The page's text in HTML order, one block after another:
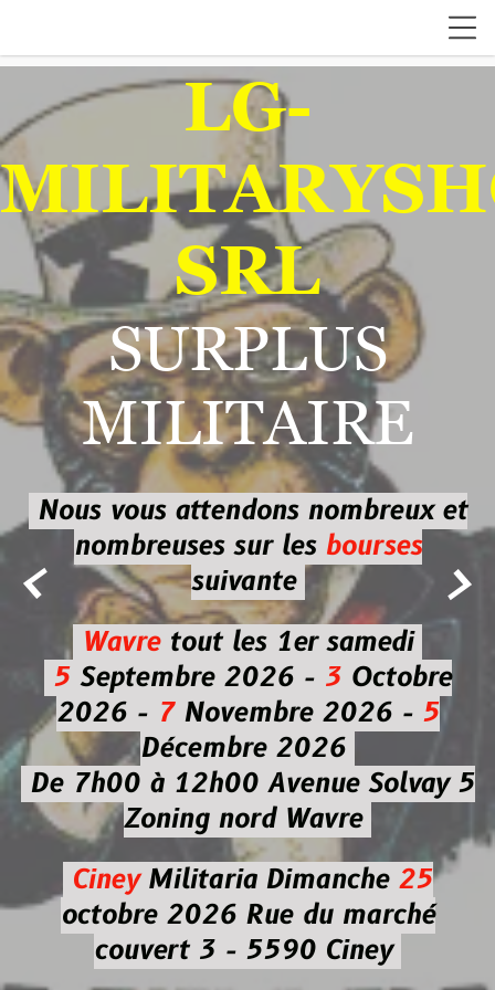
 
LG-
SRL
SURPLUS
MILITAIRE
Nous vous attendons nombreux et
nombreuses sur les bourses
suivante
Wavretout les 1er samedi
5Septembre 2026 - 3Octobre
2026 -7Novembre 2026 - 5
Décembre 2026
De 7h00 à 12h00 Avenue Solvay 5
Zoning nord Wavre
CineyMilitaria Dimanche 25
octobre 2026Rue du marché
couvert 3 - 5590 Ciney